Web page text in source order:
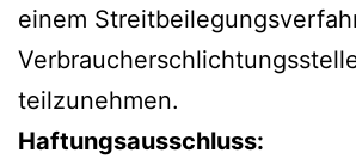
einem
teilzunehmen.
Haftungsausschluss: